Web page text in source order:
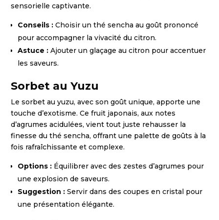
sensorielle captivante.
Conseils : Choisir un thé sencha au goût prononcé
pour accompagner la vivacité du citron.
Astuce : Ajouter un glaçage au citron pour accentuer
les saveurs.
Sorbet au Yuzu
Le sorbet au yuzu, avec son goût unique, apporte une
touche d’exotisme. Ce fruit japonais, aux notes
d’agrumes acidulées, vient tout juste rehausser la
finesse du thé sencha, offrant une palette de goûts à la
fois rafraîchissante et complexe.
Options : Équilibrer avec des zestes d’agrumes pour
une explosion de saveurs.
Suggestion : Servir dans des coupes en cristal pour
une présentation élégante.